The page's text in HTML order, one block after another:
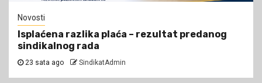
Novosti
Isplaćena razlika plaća – rezultat predanog
sindikalnog rada
23 sata ago SindikatAdmin